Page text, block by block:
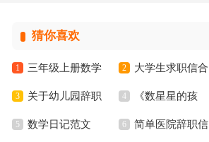
猜你喜欢
1 三年级上册数学
教学计划3篇
2 大学生求职信合
集八篇
3 关于幼儿园辞职
信
4 《数星星的孩
子》教学反思
5 数学日记范文 6 简单医院辞职信